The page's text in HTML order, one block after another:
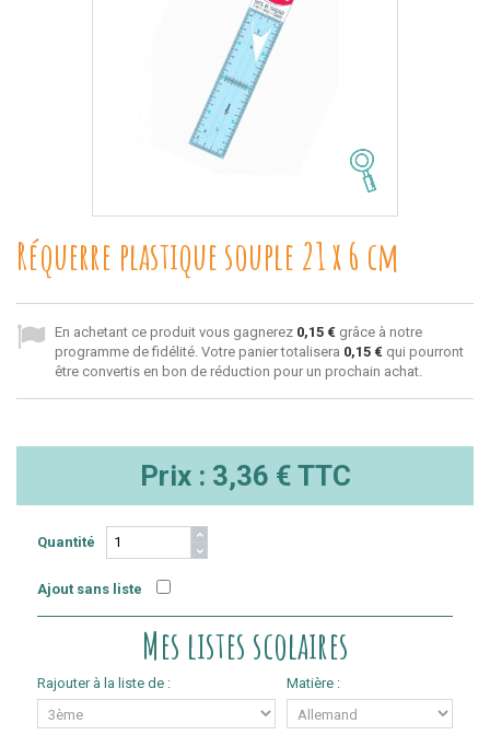
Réquerre plastique souple 21 x 6 cm
En achetant ce produit vous gagnerez 0,15 € grâce à notre
programme de fidélité. Votre panier totalisera 0,15 € qui pourront
être convertis en bon de réduction pour un prochain achat.
Prix : 3,36 € TTC
Quantité
Ajout sans liste
Mes listes scolaires
Rajouter à la liste de : Matière :